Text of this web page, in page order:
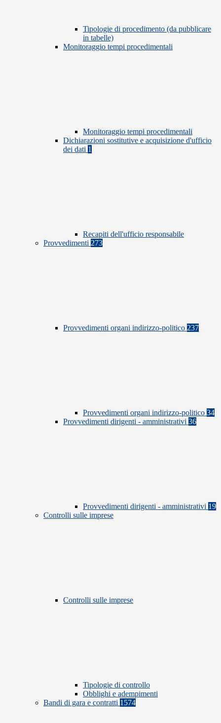
Tipologie di procedimento (da pubblicare
in tabelle)
Monitoraggio tempi procedimentali
Monitoraggio tempi procedimentali
Dichiarazioni sostitutive e acquisizione d'ufficio
dei dati 1
Recapiti dell'ufficio responsabile
Provvedimenti 273
Provvedimenti organi indirizzo-politico 237
Provvedimenti organi indirizzo-politico 34
Provvedimenti dirigenti - amministrativi 36
Provvedimenti dirigenti - amministrativi 19
Controlli sulle imprese
Controlli sulle imprese
Tipologie di controllo
Obblighi e adempimenti
Bandi di gara e contratti 1574